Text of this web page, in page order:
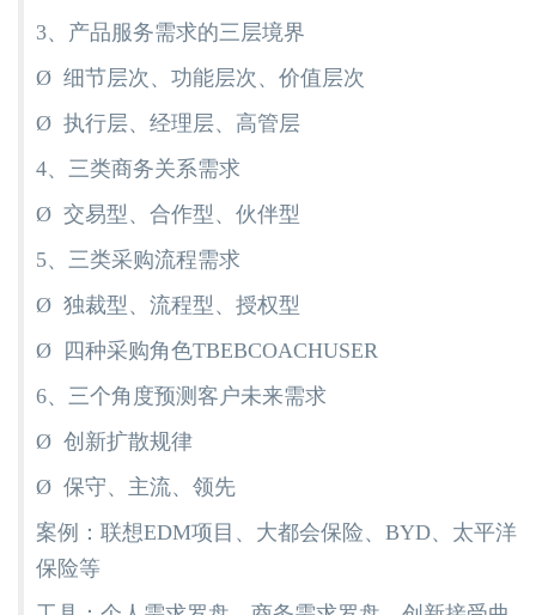
3、产品服务需求的三层境界
Ø 细节层次、功能层次、价值层次
Ø 执行层、经理层、高管层
4、三类商务关系需求
Ø 交易型、合作型、伙伴型
5、三类采购流程需求
Ø 独裁型、流程型、授权型
Ø 四种采购角色TBEBCOACHUSER
6、三个角度预测客户未来需求
Ø 创新扩散规律
Ø 保守、主流、领先
案例：联想EDM项目、大都会保险、BYD、太平洋
保险等